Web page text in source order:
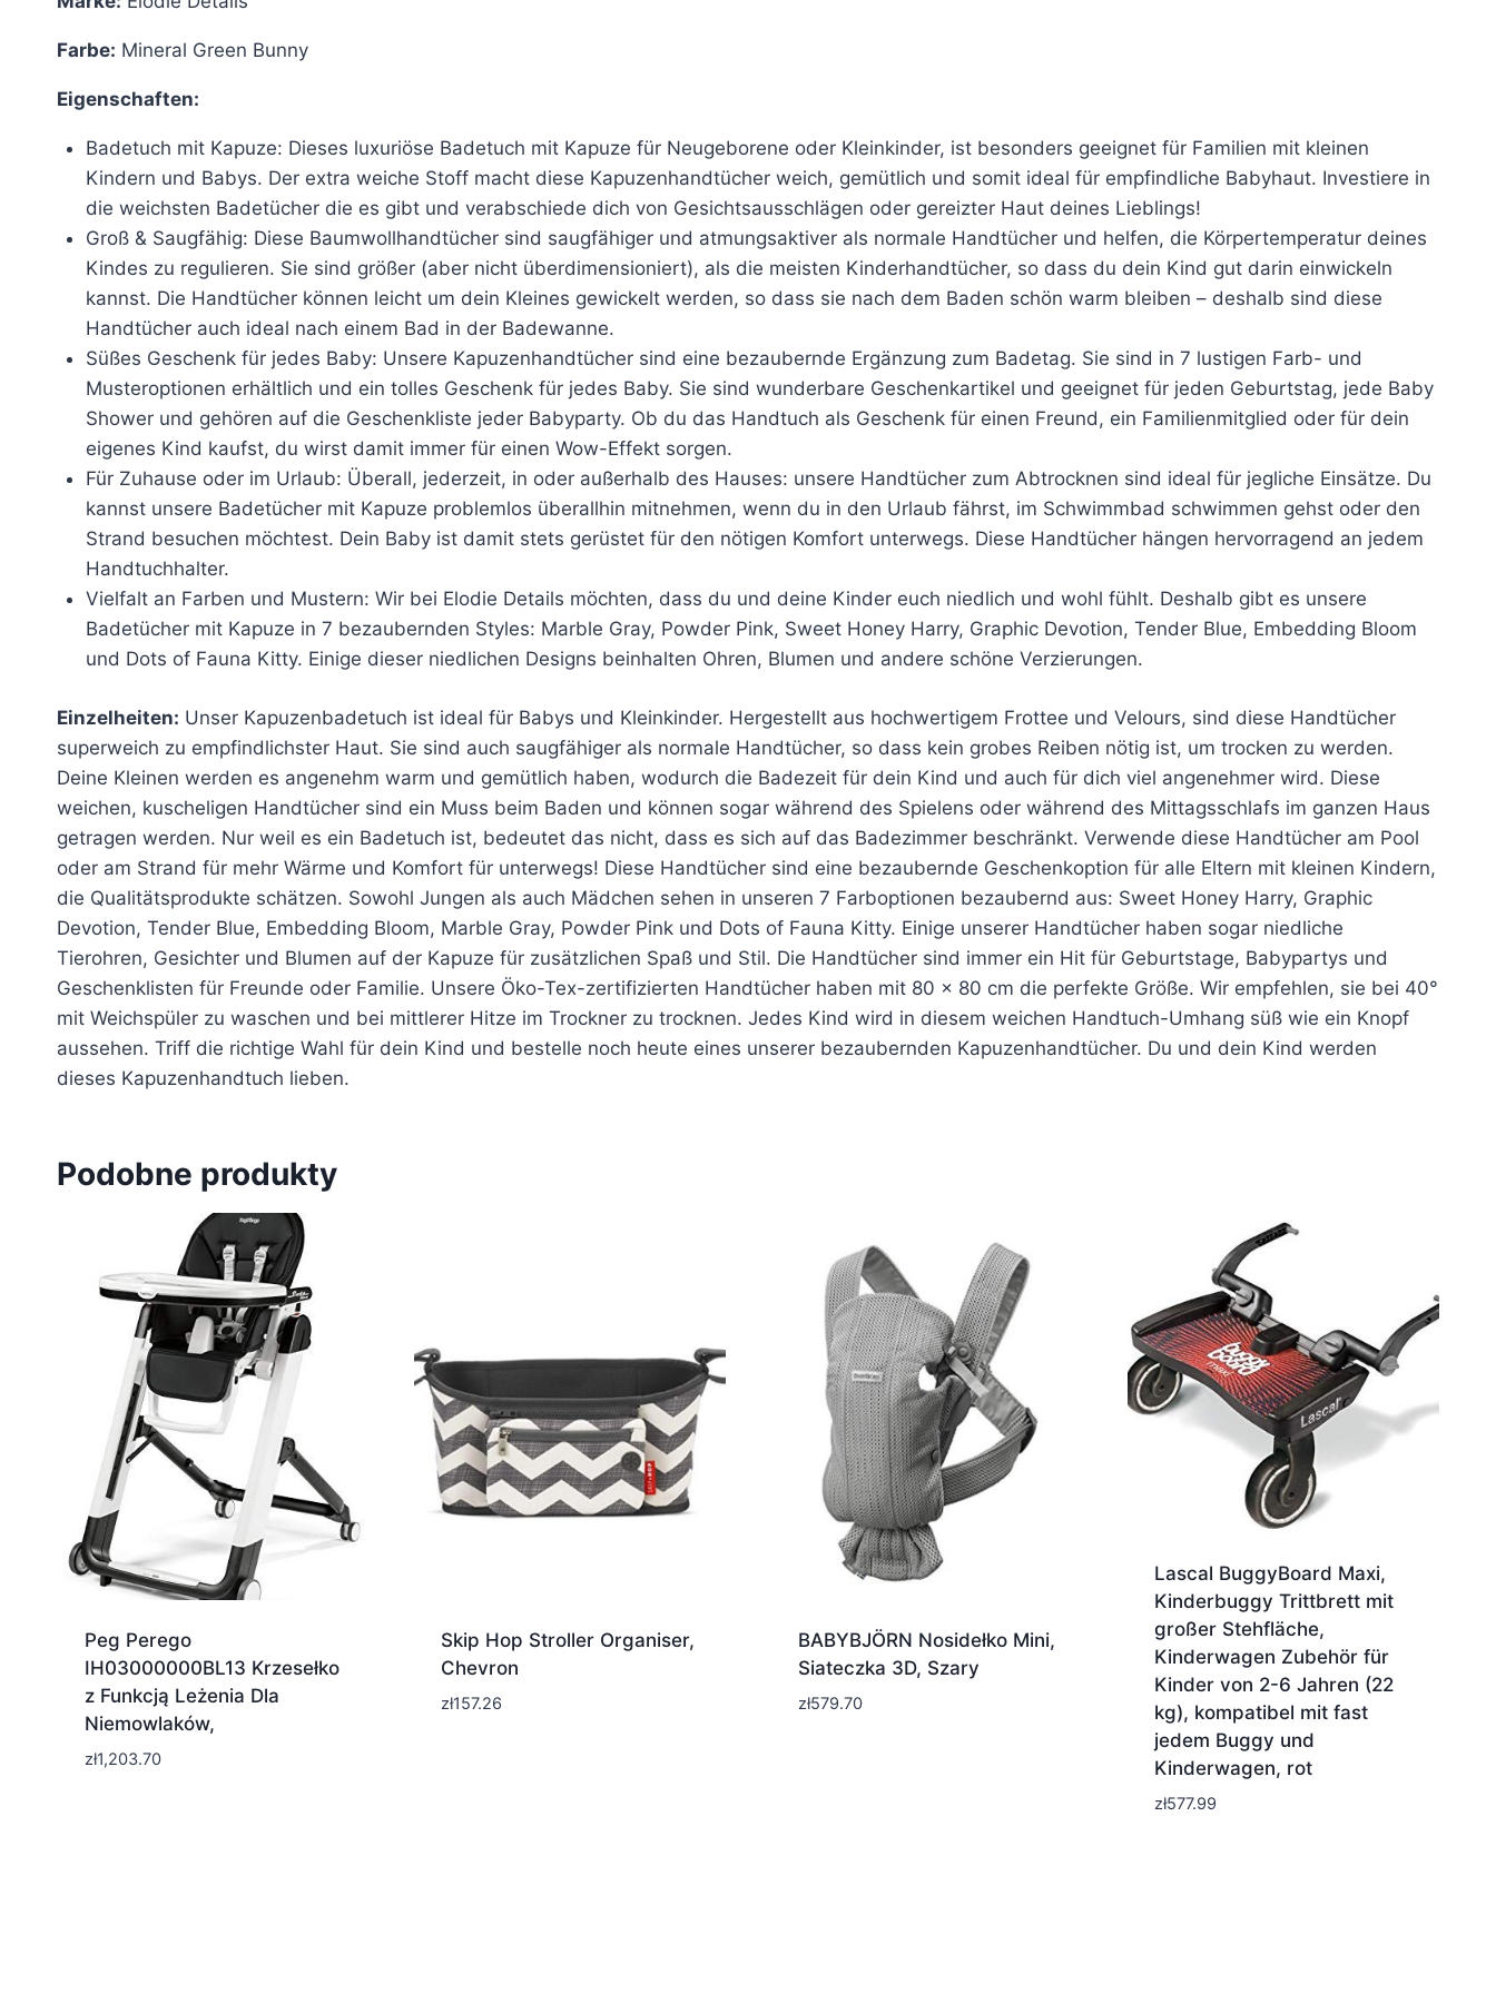
Farbe: Mineral Green Bunny
Eigenschaften:
Badetuch mit Kapuze: Dieses luxuriöse Badetuch mit Kapuze für Neugeborene oder Kleinkinder, ist besonders geeignet für Familien mit kleinen
Kindern und Babys. Der extra weiche Stoff macht diese Kapuzenhandtücher weich, gemütlich und somit ideal für empfindliche Babyhaut. Investiere in
die weichsten Badetücher die es gibt und verabschiede dich von Gesichtsausschlägen oder gereizter Haut deines Lieblings!
Groß & Saugfähig: Diese Baumwollhandtücher sind saugfähiger und atmungsaktiver als normale Handtücher und helfen, die Körpertemperatur deines
Kindes zu regulieren. Sie sind größer (aber nicht überdimensioniert), als die meisten Kinderhandtücher, so dass du dein Kind gut darin einwickeln
kannst. Die Handtücher können leicht um dein Kleines gewickelt werden, so dass sie nach dem Baden schön warm bleiben – deshalb sind diese
Handtücher auch ideal nach einem Bad in der Badewanne.
Süßes Geschenk für jedes Baby: Unsere Kapuzenhandtücher sind eine bezaubernde Ergänzung zum Badetag. Sie sind in 7 lustigen Farb- und
Musteroptionen erhältlich und ein tolles Geschenk für jedes Baby. Sie sind wunderbare Geschenkartikel und geeignet für jeden Geburtstag, jede Baby
Shower und gehören auf die Geschenkliste jeder Babyparty. Ob du das Handtuch als Geschenk für einen Freund, ein Familienmitglied oder für dein
eigenes Kind kaufst, du wirst damit immer für einen Wow-Effekt sorgen.
Für Zuhause oder im Urlaub: Überall, jederzeit, in oder außerhalb des Hauses: unsere Handtücher zum Abtrocknen sind ideal für jegliche Einsätze. Du
kannst unsere Badetücher mit Kapuze problemlos überallhin mitnehmen, wenn du in den Urlaub fährst, im Schwimmbad schwimmen gehst oder den
Strand besuchen möchtest. Dein Baby ist damit stets gerüstet für den nötigen Komfort unterwegs. Diese Handtücher hängen hervorragend an jedem
Handtuchhalter.
Vielfalt an Farben und Mustern: Wir bei Elodie Details möchten, dass du und deine Kinder euch niedlich und wohl fühlt. Deshalb gibt es unsere
Badetücher mit Kapuze in 7 bezaubernden Styles: Marble Gray, Powder Pink, Sweet Honey Harry, Graphic Devotion, Tender Blue, Embedding Bloom
und Dots of Fauna Kitty. Einige dieser niedlichen Designs beinhalten Ohren, Blumen und andere schöne Verzierungen.
Einzelheiten: Unser Kapuzenbadetuch ist ideal für Babys und Kleinkinder. Hergestellt aus hochwertigem Frottee und Velours, sind diese Handtücher
superweich zu empfindlichster Haut. Sie sind auch saugfähiger als normale Handtücher, so dass kein grobes Reiben nötig ist, um trocken zu werden.
Deine Kleinen werden es angenehm warm und gemütlich haben, wodurch die Badezeit für dein Kind und auch für dich viel angenehmer wird. Diese
weichen, kuscheligen Handtücher sind ein Muss beim Baden und können sogar während des Spielens oder während des Mittagsschlafs im ganzen Haus
getragen werden. Nur weil es ein Badetuch ist, bedeutet das nicht, dass es sich auf das Badezimmer beschränkt. Verwende diese Handtücher am Pool
oder am Strand für mehr Wärme und Komfort für unterwegs! Diese Handtücher sind eine bezaubernde Geschenkoption für alle Eltern mit kleinen Kindern,
die Qualitätsprodukte schätzen. Sowohl Jungen als auch Mädchen sehen in unseren 7 Farboptionen bezaubernd aus: Sweet Honey Harry, Graphic
Devotion, Tender Blue, Embedding Bloom, Marble Gray, Powder Pink und Dots of Fauna Kitty. Einige unserer Handtücher haben sogar niedliche
Tierohren, Gesichter und Blumen auf der Kapuze für zusätzlichen Spaß und Stil. Die Handtücher sind immer ein Hit für Geburtstage, Babypartys und
Geschenklisten für Freunde oder Familie. Unsere Öko-Tex-zertifizierten Handtücher haben mit 80 x 80 cm die perfekte Größe. Wir empfehlen, sie bei 40°
mit Weichspüler zu waschen und bei mittlerer Hitze im Trockner zu trocknen. Jedes Kind wird in diesem weichen Handtuch-Umhang süß wie ein Knopf
aussehen. Triff die richtige Wahl für dein Kind und bestelle noch heute eines unserer bezaubernden Kapuzenhandtücher. Du und dein Kind werden
dieses Kapuzenhandtuch lieben.
Podobne produkty
Peg Perego
IH03000000BL13 Krzesełko
z Funkcją Leżenia Dla
Niemowlaków,
zł1,203.70
Skip Hop Stroller Organiser,
Chevron
zł157.26
BABYBJÖRN Nosidełko Mini,
Siateczka 3D, Szary
zł579.70
Lascal BuggyBoard Maxi,
Kinderbuggy Trittbrett mit
großer Stehfläche,
Kinderwagen Zubehör für
Kinder von 2-6 Jahren (22
kg), kompatibel mit fast
jedem Buggy und
Kinderwagen, rot
zł577.99